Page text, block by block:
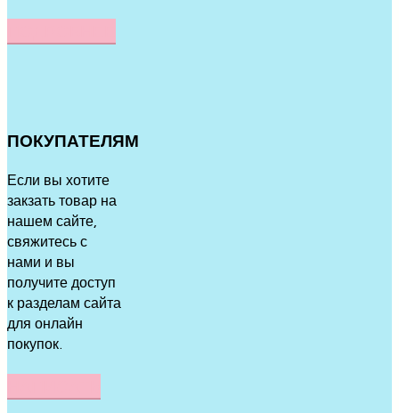
ПОКУПАТЕЛЯМ
Если вы хотите
закзать товар на
нашем сайте,
свяжитесь с
нами и вы
получите доступ
к разделам сайта
для онлайн
покупок.